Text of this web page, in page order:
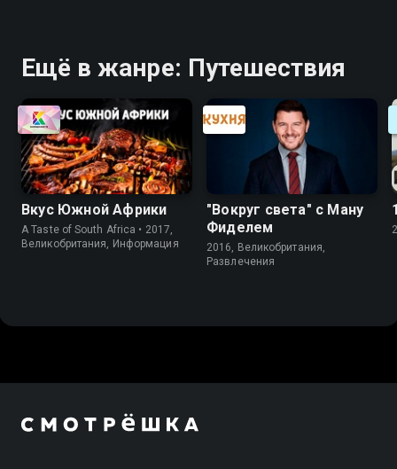
Ещё в жанре: Путешествия
Вкус Южной Африки
A Taste of South Africa • 2017,
Великобритания, Информация
"Вокруг света" с Ману
Фиделем
2016, Великобритания,
Развлечения